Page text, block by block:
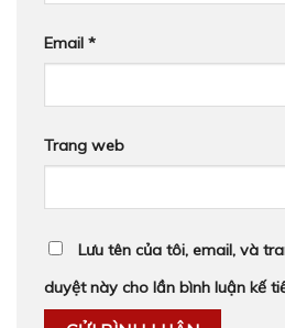
Email *
Trang web
Lưu tên của tôi, email, và
duyệt này cho lần bình luận kế